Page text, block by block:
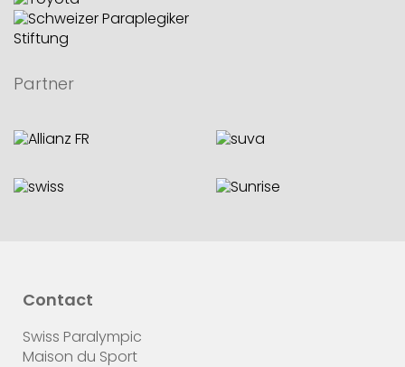
Partner
Contact
Swiss Paralympic
Maison du Sport